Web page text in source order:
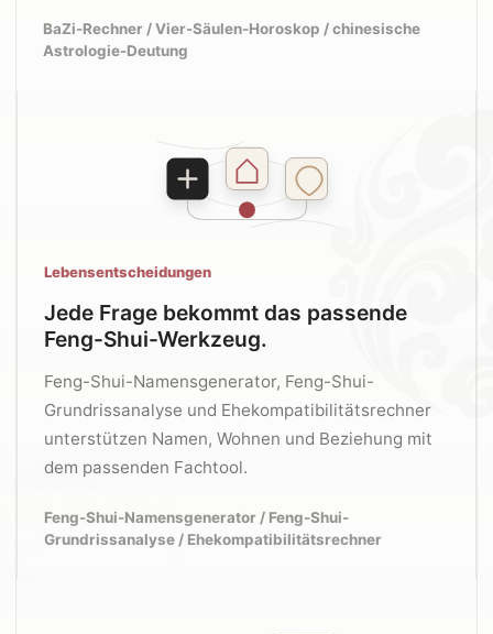
BaZi-Rechner / Vier-Säulen-Horoskop / chinesische
Astrologie-Deutung
Lebensentscheidungen
Jede Frage bekommt das passende
Feng-Shui-Werkzeug.
Feng-Shui-Namensgenerator, Feng-Shui-
Grundrissanalyse und Ehekompatibilitätsrechner
unterstützen Namen, Wohnen und Beziehung mit
dem passenden Fachtool.
Feng-Shui-Namensgenerator / Feng-Shui-
Grundrissanalyse / Ehekompatibilitätsrechner